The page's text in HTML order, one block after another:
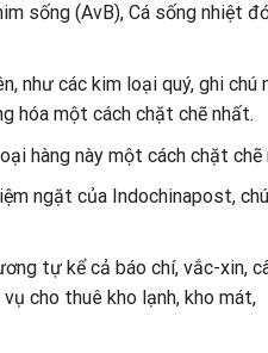
sống (AvB), Cá sống nhiệt
như các kim loại quý, ghi chú
hóa một cách chặt chẽ nhất.
hàng này một cách chặt chẽ
ngặt của Indochinapost,
tự kể cả báo chí, vắc-xin,
cho thuê kho lạnh, kho mát,